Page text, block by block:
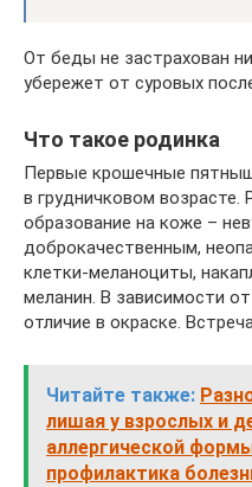
От беды не застрахован
убережет от суровых
Что такое родинка
Первые крошечные
в грудничковом
образование на коже –
доброкачественным,
клетки-меланоциты,
меланин. В зависимости
отличие в окраске.
Читайте также:
лишая у взрослых и
аллергической
профилактика